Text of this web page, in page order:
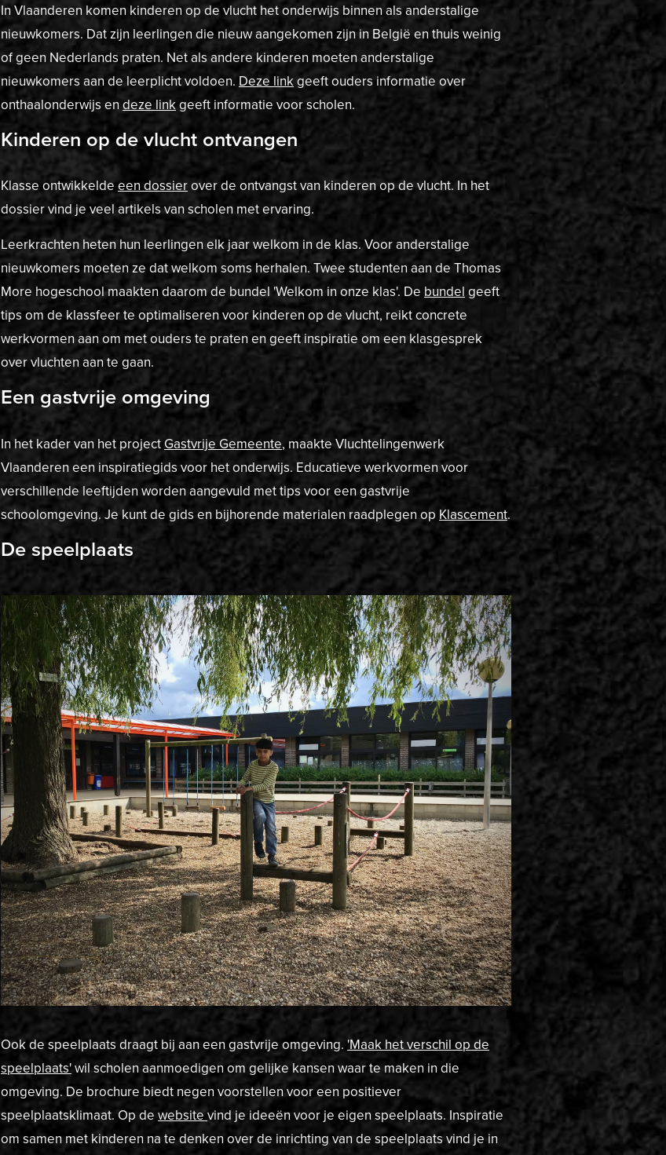
In Vlaanderen komen kinderen op de vlucht het onderwijs binnen als anderstalige
nieuwkomers. Dat zijn leerlingen die nieuw aangekomen zijn in België en thuis weinig
of geen Nederlands praten. Net als andere kinderen moeten anderstalige
nieuwkomers aan de leerplicht voldoen. Deze linkgeeft ouders informatie over
onthaalonderwijs endeze linkgeeft informatie voor scholen.
Kinderen op de vlucht ontvangen
Klasse ontwikkeldeeen dossierover de ontvangst van kinderen op de vlucht. In het
dossier vind je veel artikels van scholen met ervaring.
Leerkrachten heten hun leerlingen elk jaar welkom in de klas. Voor anderstalige
nieuwkomers moeten ze dat welkom soms herhalen. Twee studenten aan de Thomas
More hogeschool maakten daarom de bundel 'Welkom in onze klas'. De bundel geeft
tips om de klassfeer te optimaliseren voor kinderen op de vlucht, reikt concrete
werkvormen aan om met ouders te praten en geeft inspiratie om een klasgesprek
over vluchten aan te gaan.
Een gastvrije omgeving
In het kader van het project Gastvrije Gemeente, maakte Vluchtelingenwerk
Vlaanderen een inspiratiegids voor het onderwijs. Educatieve werkvormen voor
verschillende leeftijden worden aangevuld met tips voor een gastvrije
schoolomgeving. Je kunt de gids en bijhorende materialen raadplegen op Klascement.
De speelplaats
Ook de speelplaats draagt bij aan een gastvrije omgeving. 'Maak het verschil op de
speelplaats'wil scholen aanmoedigen om gelijke kansen waar te maken in die
omgeving. De brochure biedt negen voorstellen voor een positiever
speelplaatsklimaat. Op de websitevind je ideeën voor je eigen speelplaats. Inspiratie
om samen met kinderen na te denken over de inrichting van de speelplaats vind je in